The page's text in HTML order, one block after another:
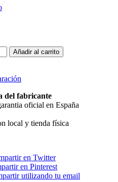
Añadir al carrito
del fabricante
oficial en España
local y tienda física